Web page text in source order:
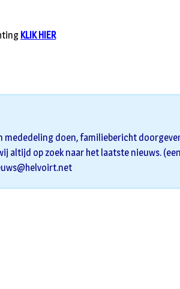
KLIK HIER
mededeling doen, familiebericht
altijd op zoek naar het laatste nieuws.